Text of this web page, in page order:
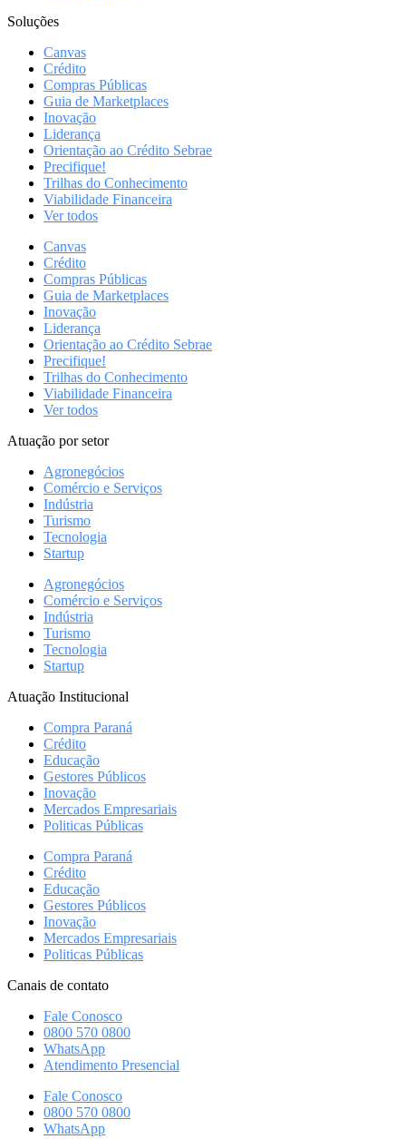
Soluções
Canvas
Crédito
Compras Públicas
Guia de Marketplaces
Inovação
Liderança
Orientação ao Crédito Sebrae
Precifique!
Trilhas do Conhecimento
Viabilidade Financeira
Ver todos
Canvas
Crédito
Compras Públicas
Guia de Marketplaces
Inovação
Liderança
Orientação ao Crédito Sebrae
Precifique!
Trilhas do Conhecimento
Viabilidade Financeira
Ver todos
Atuação por setor
Agronegócios
Comércio e Serviços
Indústria
Turismo
Tecnologia
Startup
Agronegócios
Comércio e Serviços
Indústria
Turismo
Tecnologia
Startup
Atuação Institucional
Compra Paraná
Crédito
Educação
Gestores Públicos
Inovação
Mercados Empresariais
Politicas Públicas
Compra Paraná
Crédito
Educação
Gestores Públicos
Inovação
Mercados Empresariais
Politicas Públicas
Canais de contato
Fale Conosco
0800 570 0800
WhatsApp
Atendimento Presencial
Fale Conosco
0800 570 0800
WhatsApp